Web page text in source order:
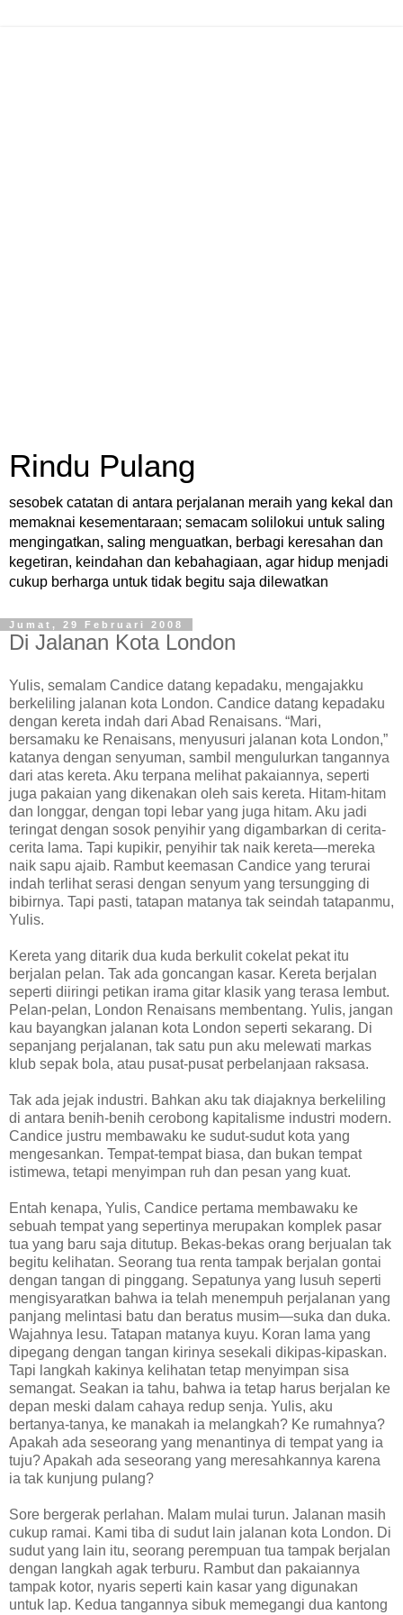
Rindu Pulang
sesobek catatan di antara perjalanan meraih yang kekal dan
memaknai kesementaraan; semacam solilokui untuk saling
mengingatkan, saling menguatkan, berbagi keresahan dan
kegetiran, keindahan dan kebahagiaan, agar hidup menjadi
cukup berharga untuk tidak begitu saja dilewatkan
Jumat, 29 Februari 2008
Di Jalanan Kota London
Yulis, semalam Candice datang kepadaku, mengajakku
berkeliling jalanan kota London. Candice datang kepadaku
dengan kereta indah dari Abad Renaisans. “Mari,
bersamaku ke Renaisans, menyusuri jalanan kota London,”
katanya dengan senyuman, sambil mengulurkan tangannya
dari atas kereta. Aku terpana melihat pakaiannya, seperti
juga pakaian yang dikenakan oleh sais kereta. Hitam-hitam
dan longgar, dengan topi lebar yang juga hitam. Aku jadi
teringat dengan sosok penyihir yang digambarkan di cerita-
cerita lama. Tapi kupikir, penyihir tak naik kereta—mereka
naik sapu ajaib. Rambut keemasan Candice yang terurai
indah terlihat serasi dengan senyum yang tersungging di
bibirnya. Tapi pasti, tatapan matanya tak seindah tatapanmu,
Yulis.
Kereta yang ditarik dua kuda berkulit cokelat pekat itu
berjalan pelan. Tak ada goncangan kasar. Kereta berjalan
seperti diiringi petikan irama gitar klasik yang terasa lembut.
Pelan-pelan, London Renaisans membentang. Yulis, jangan
kau bayangkan jalanan kota London seperti sekarang. Di
sepanjang perjalanan, tak satu pun aku melewati markas
klub sepak bola, atau pusat-pusat perbelanjaan raksasa.
Tak ada jejak industri. Bahkan aku tak diajaknya berkeliling
di antara benih-benih cerobong kapitalisme industri modern.
Candice justru membawaku ke sudut-sudut kota yang
mengesankan. Tempat-tempat biasa, dan bukan tempat
istimewa, tetapi menyimpan ruh dan pesan yang kuat.
Entah kenapa, Yulis, Candice pertama membawaku ke
sebuah tempat yang sepertinya merupakan komplek pasar
tua yang baru saja ditutup. Bekas-bekas orang berjualan tak
begitu kelihatan. Seorang tua renta tampak berjalan gontai
dengan tangan di pinggang. Sepatunya yang lusuh seperti
mengisyaratkan bahwa ia telah menempuh perjalanan yang
panjang melintasi batu dan beratus musim—suka dan duka.
Wajahnya lesu. Tatapan matanya kuyu. Koran lama yang
dipegang dengan tangan kirinya sesekali dikipas-kipaskan.
Tapi langkah kakinya kelihatan tetap menyimpan sisa
semangat. Seakan ia tahu, bahwa ia tetap harus berjalan ke
depan meski dalam cahaya redup senja. Yulis, aku
bertanya-tanya, ke manakah ia melangkah? Ke rumahnya?
Apakah ada seseorang yang menantinya di tempat yang ia
tuju? Apakah ada seseorang yang meresahkannya karena
ia tak kunjung pulang?
Sore bergerak perlahan. Malam mulai turun. Jalanan masih
cukup ramai. Kami tiba di sudut lain jalanan kota London. Di
sudut yang lain itu, seorang perempuan tua tampak berjalan
dengan langkah agak terburu. Rambut dan pakaiannya
tampak kotor, nyaris seperti kain kasar yang digunakan
untuk lap. Kedua tangannya sibuk memegangi dua kantong